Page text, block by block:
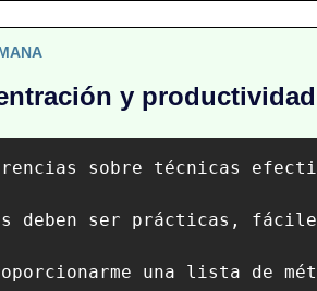
y productividad
sobre técnicas
deben ser prácticas,
una lista de